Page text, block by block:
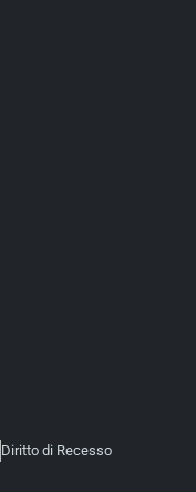
Diritto di Recesso